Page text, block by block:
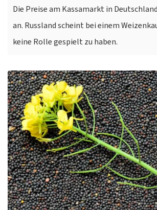
Die Preise am Kassamarkt in
an. Russland scheint bei einem
keine Rolle gespielt zu haben.